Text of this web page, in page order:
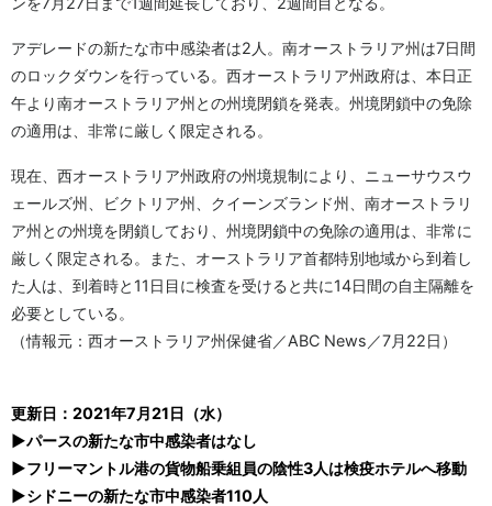
アデレードの新たな市中感染者は2人。南オーストラリア州は7日間
のロックダウンを行っている。西オーストラリア州政府は、本日正
午より南オーストラリア州との州境閉鎖を発表。州境閉鎖中の免除
の適用は、非常に厳しく限定される。
現在、西オーストラリア州政府の州境規制により、ニューサウスウ
ェールズ州、ビクトリア州、クイーンズランド州、南オーストラリ
ア州との州境を閉鎖しており、州境閉鎖中の免除の適用は、非常に
厳しく限定される。また、オーストラリア首都特別地域から到着し
た人は、到着時と11日目に検査を受けると共に14日間の自主隔離を
必要としている。
（情報元：西オーストラリア州保健省／ABC News／7月22日）
更新日：2021年7月21日（水）
▶パースの新たな市中感染者はなし
▶フリーマントル港の貨物船乗組員の陰性3人は検疫ホテルへ移動
▶シドニーの新たな市中感染者110人